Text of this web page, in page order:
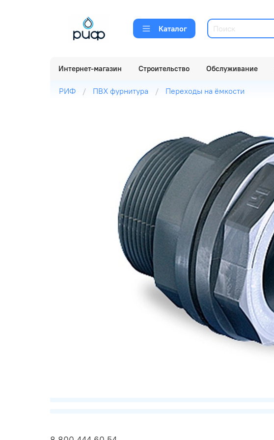
Каталог
Интернет-магазин Строительство Обслуживание
РИФ ПВХ фурнитура Переходы на ёмкости